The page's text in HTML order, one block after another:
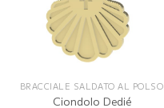
BRACCIALE SALDATO AL POLSO
Ciondolo Dedié